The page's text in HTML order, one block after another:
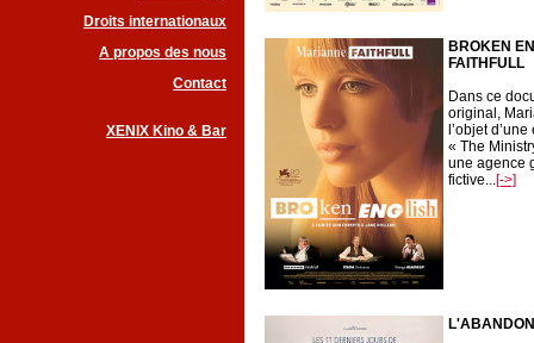
Droits internationaux
A propos des nous
Contact
XENIX Kino & Bar
BROKEN
FAITHFULL
Dans ce
original,
l’objet
« The
une agence
fictive...[->]